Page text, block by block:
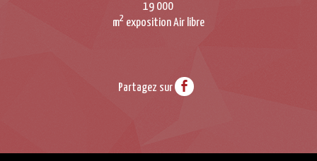
19 000
m2 exposition Air libre